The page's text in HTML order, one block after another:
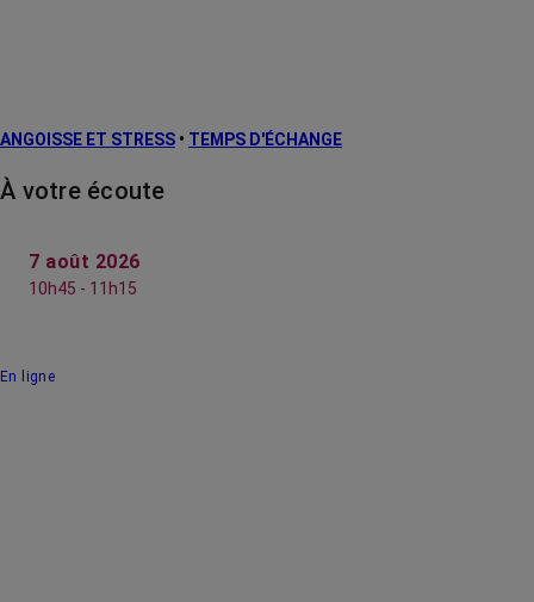
ANGOISSE ET STRESS • TEMPS D'ÉCHANGE
À votre écoute
7 août 2026
10h45 - 11h15
En ligne